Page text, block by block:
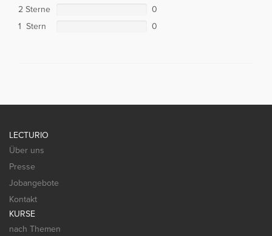
2 Sterne
0
1 Stern
0
LECTURIO
Über uns
Presse
Jobangebote
Kontakt
KURSE
nach Themen